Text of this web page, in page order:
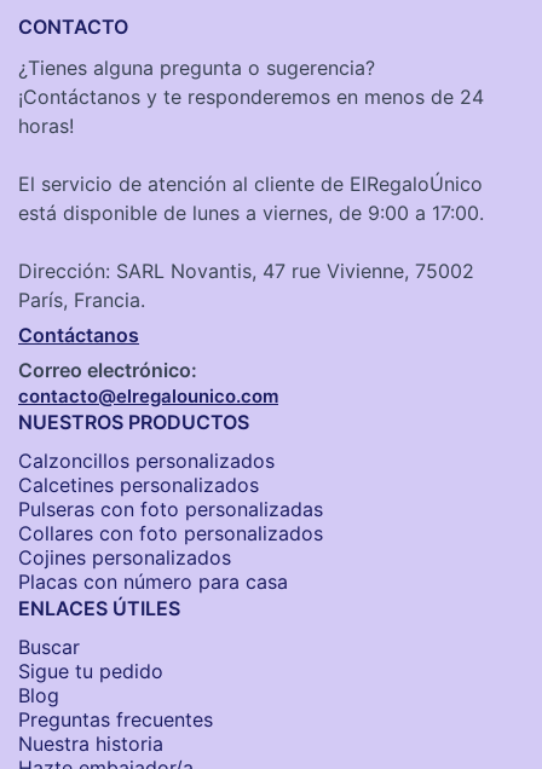
CONTACTO
¿Tienes alguna pregunta o sugerencia?
¡Contáctanos y te responderemos en menos de 24
horas!
El servicio de atención al cliente de ElRegaloÚnico
está disponible de lunes a viernes, de 9:00 a 17:00.
Dirección: SARL Novantis, 47 rue Vivienne, 75002
París, Francia.
Contáctanos
Correo electrónico:
contacto@elregalounico.com
NUESTROS PRODUCTOS
Calzoncillos personalizados​
Calcetines personalizados
Pulseras con foto personalizadas
Collares con foto personalizados
Cojines personalizados
Placas con número para casa
ENLACES ÚTILES
Buscar
Sigue tu pedido
Blog
Preguntas frecuentes
Nuestra historia